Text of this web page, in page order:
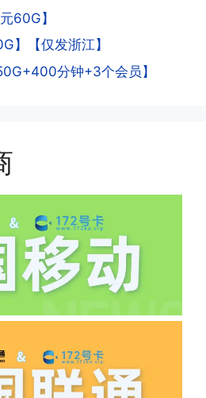
是首月免费，联通是按
，移动是全月全价扣
违章单停、未再专属渠
是不能正常返费的并且
么还没有到?
按照宣传图所正常参
是否状态是否一直保持
是否是已过返费时间，
程是本人使用这张卡的
链接刷人脸，拍身份证
在使用。具体可以网上
行动。
60G】
】【仅发浙江】
分钟+3个会员】